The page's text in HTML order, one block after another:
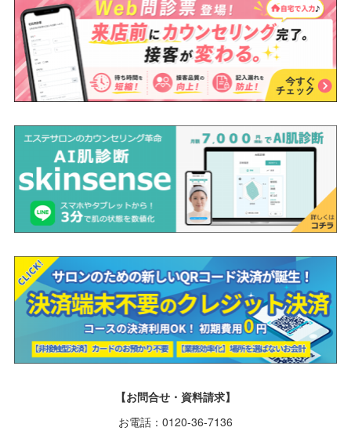
【お問合せ・資料請求】
お電話：0120-36-7136